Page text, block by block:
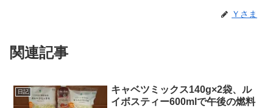
Ｙさま
関連記事
日記
キャベツミックス140g×2袋、ル
イボスティー600mlで午後の燃料